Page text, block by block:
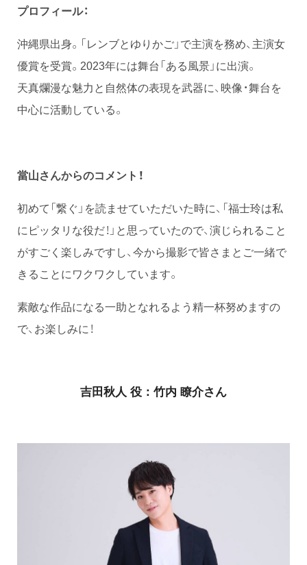
プロフィール：
沖縄県出身。「レンブとゆりかご」で主演を務め、主演女
優賞を受賞。2023年には舞台「ある風景」に出演。
天真爛漫な魅力と自然体の表現を武器に、映像・舞台を
中心に活動している。
當山さんからのコメント！
初めて「繋ぐ」を読ませていただいた時に、「福士玲は私
にピッタリな役だ！」と思っていたので、演じられること
がすごく楽しみですし、今から撮影で皆さまとご一緒で
きることにワクワクしています。
素敵な作品になる一助となれるよう精一杯努めますの
で、お楽しみに！
吉田秋人 役：竹内 瞭介さん